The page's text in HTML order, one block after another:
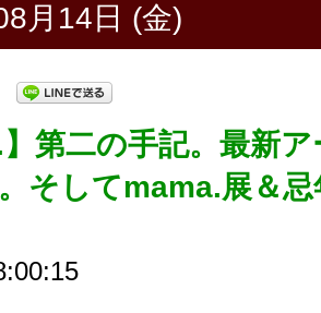
月14日 (金)
】第二の手記。最新
そしてmama.展＆